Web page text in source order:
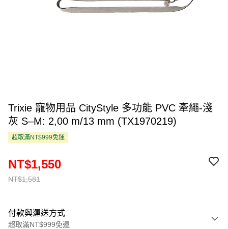
Trixie 寵物用品 CityStyle 多功能 PVC 牽繩-淺
灰 S–M: 2,00 m/13 mm (TX1970219)
超取滿NT$999免運
NT$1,581
NT$1,550
付款與運送方式
超取滿NT$999免運